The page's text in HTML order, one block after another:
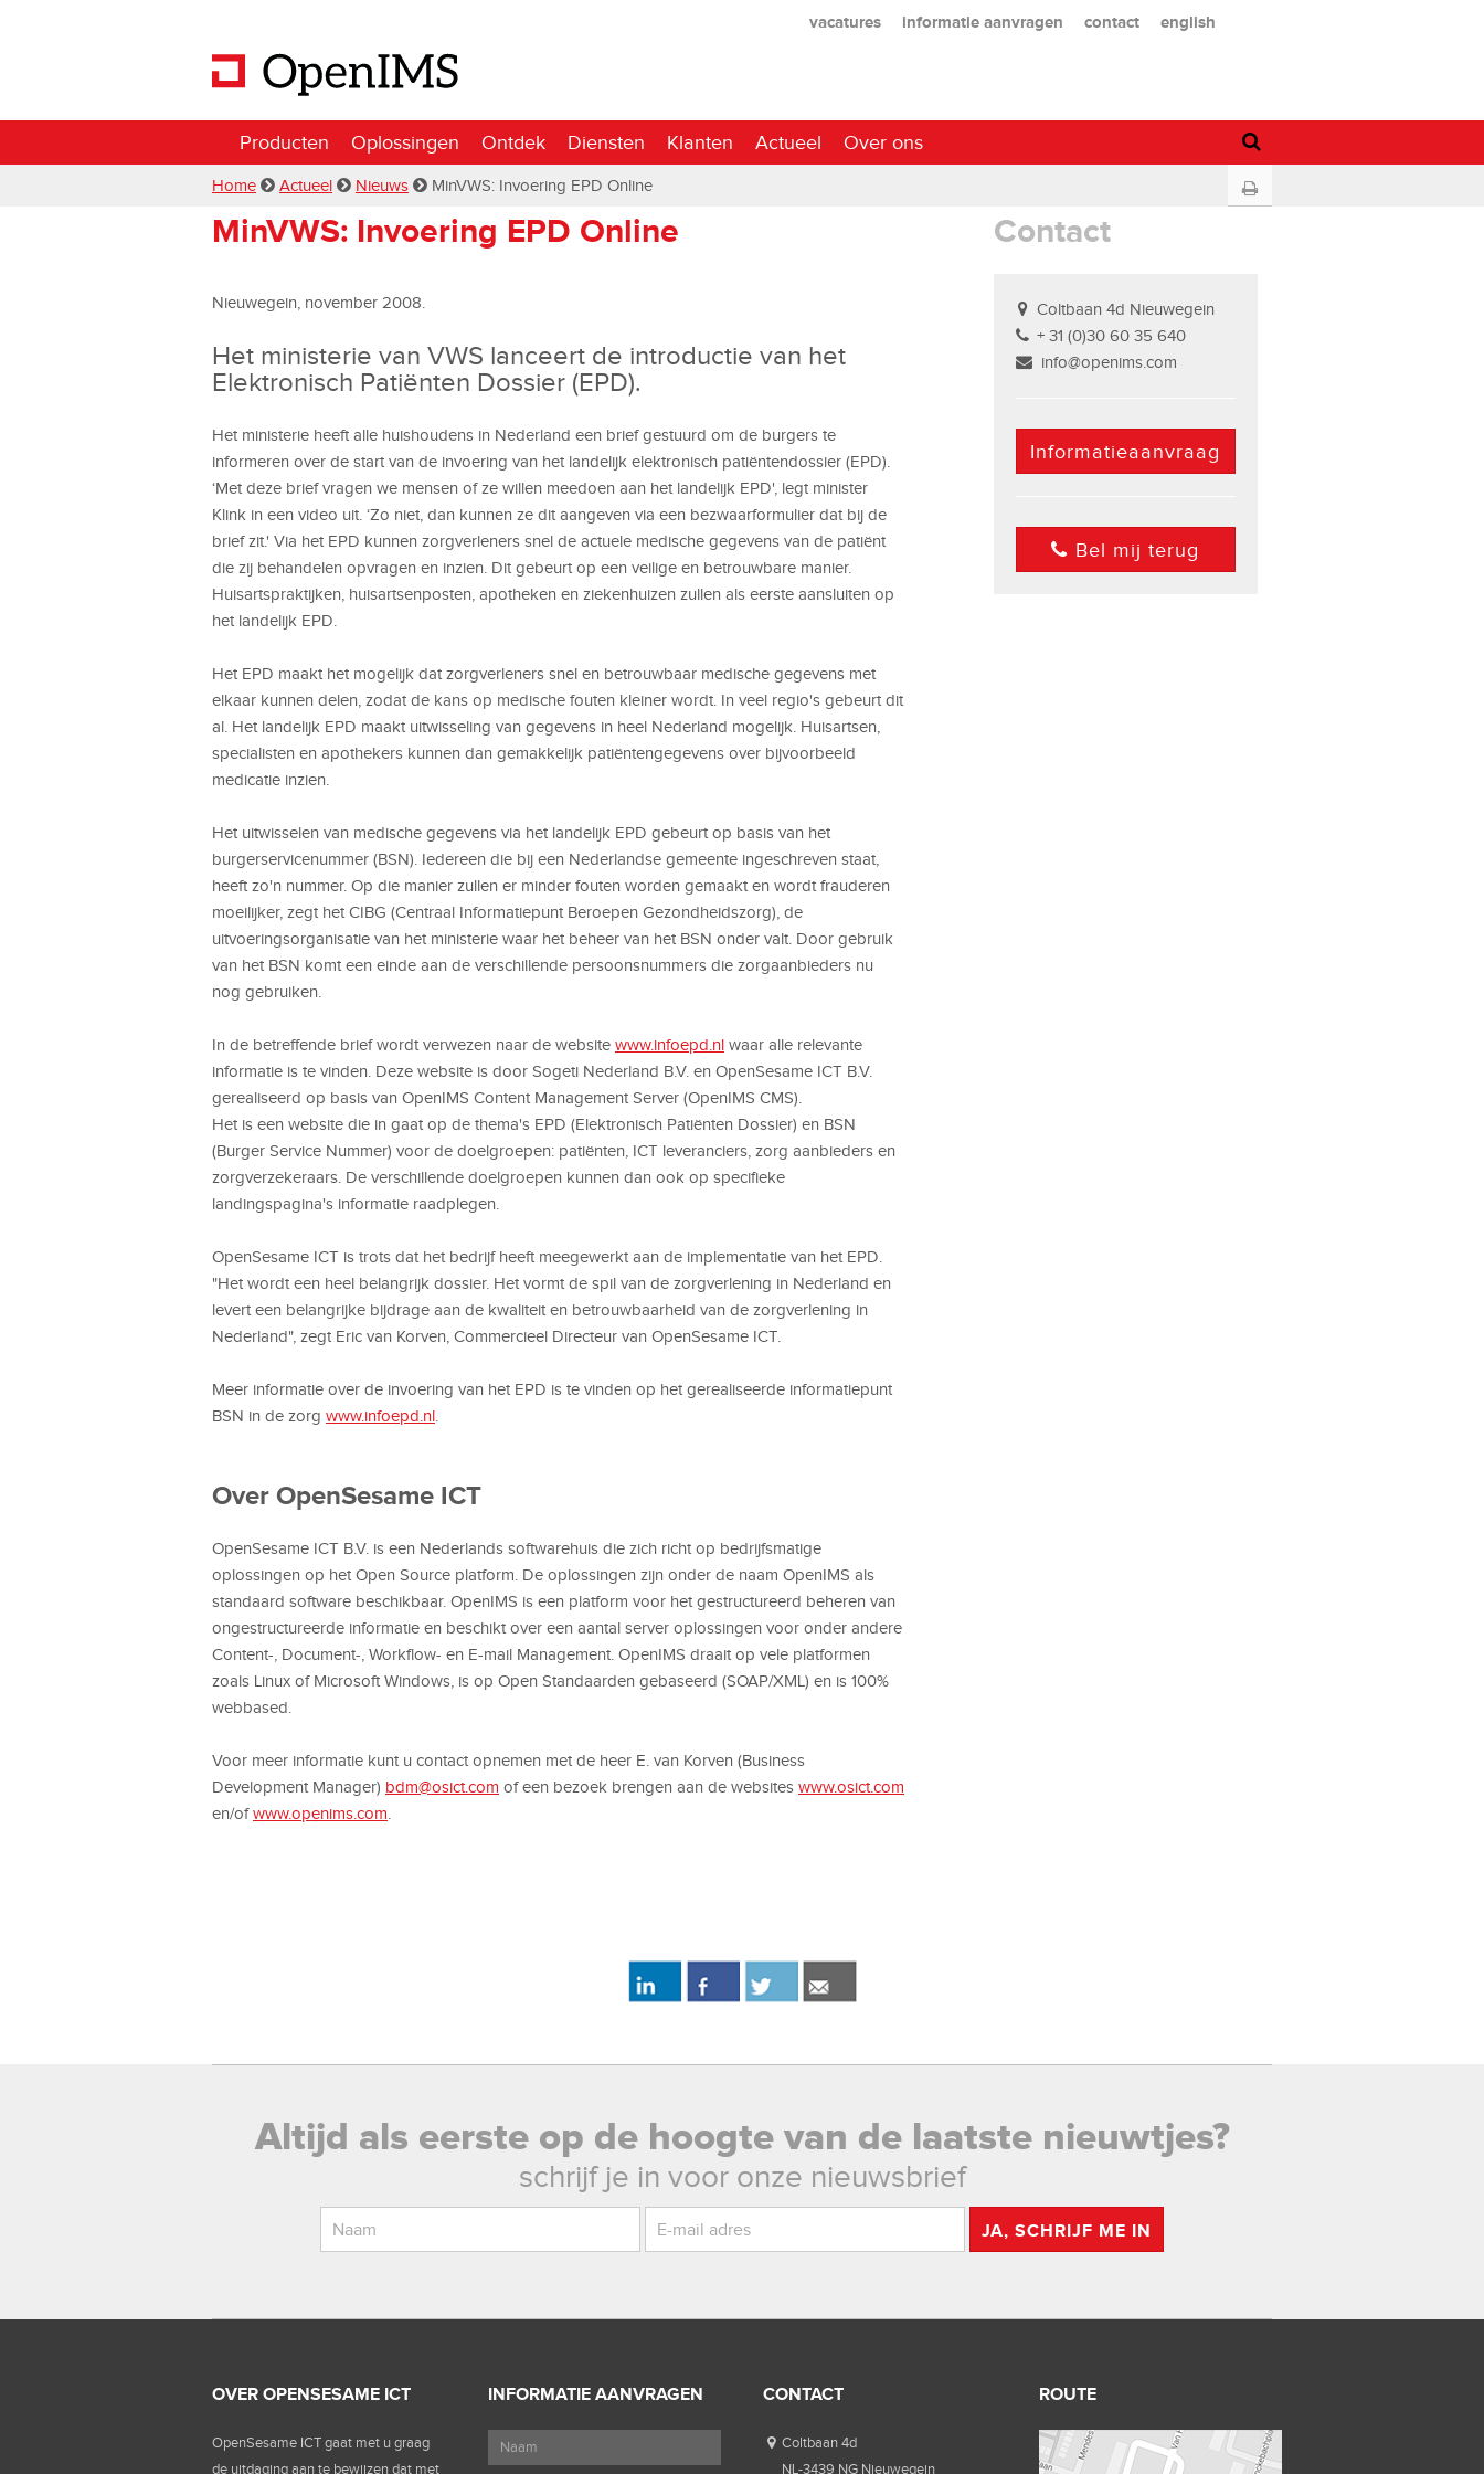
vacatures informatie aanvragen contact english
Producten Oplossingen Ontdek Diensten Klanten Actueel Over ons
Home Actueel Nieuws MinVWS: Invoering EPD Online
MinVWS: Invoering EPD Online
Nieuwegein, november 2008.
Het ministerie van VWS lanceert de introductie van het
Elektronisch Patiënten Dossier (EPD).
Het ministerie heeft alle huishoudens in Nederland een brief gestuurd om de burgers te
informeren over de start van de invoering van het landelijk elektronisch patiëntendossier (EPD).
‘Met deze brief vragen we mensen of ze willen meedoen aan het landelijk EPD', legt minister
Klink in een video uit. ‘Zo niet, dan kunnen ze dit aangeven via een bezwaarformulier dat bij de
brief zit.' Via het EPD kunnen zorgverleners snel de actuele medische gegevens van de patiënt
die zij behandelen opvragen en inzien. Dit gebeurt op een veilige en betrouwbare manier.
Huisartspraktijken, huisartsenposten, apotheken en ziekenhuizen zullen als eerste aansluiten op
het landelijk EPD.
Het EPD maakt het mogelijk dat zorgverleners snel en betrouwbaar medische gegevens met
elkaar kunnen delen, zodat de kans op medische fouten kleiner wordt. In veel regio's gebeurt dit
al. Het landelijk EPD maakt uitwisseling van gegevens in heel Nederland mogelijk. Huisartsen,
specialisten en apothekers kunnen dan gemakkelijk patiëntengegevens over bijvoorbeeld
medicatie inzien.
Het uitwisselen van medische gegevens via het landelijk EPD gebeurt op basis van het
burgerservicenummer (BSN). Iedereen die bij een Nederlandse gemeente ingeschreven staat,
heeft zo'n nummer. Op die manier zullen er minder fouten worden gemaakt en wordt frauderen
moeilijker, zegt het CIBG (Centraal Informatiepunt Beroepen Gezondheidszorg), de
uitvoeringsorganisatie van het ministerie waar het beheer van het BSN onder valt. Door gebruik
van het BSN komt een einde aan de verschillende persoonsnummers die zorgaanbieders nu
nog gebruiken.
In de betreffende brief wordt verwezen naar de website www.infoepd.nl waar alle relevante
informatie is te vinden. Deze website is door Sogeti Nederland B.V. en OpenSesame ICT B.V.
gerealiseerd op basis van OpenIMS Content Management Server (OpenIMS CMS).
Het is een website die in gaat op de thema's EPD (Elektronisch Patiënten Dossier) en BSN
(Burger Service Nummer) voor de doelgroepen: patiënten, ICT leveranciers, zorg aanbieders en
zorgverzekeraars. De verschillende doelgroepen kunnen dan ook op specifieke
landingspagina's informatie raadplegen.
OpenSesame ICT is trots dat het bedrijf heeft meegewerkt aan de implementatie van het EPD.
"Het wordt een heel belangrijk dossier. Het vormt de spil van de zorgverlening in Nederland en
levert een belangrijke bijdrage aan de kwaliteit en betrouwbaarheid van de zorgverlening in
Nederland", zegt Eric van Korven, Commercieel Directeur van OpenSesame ICT.
Meer informatie over de invoering van het EPD is te vinden op het gerealiseerde informatiepunt
BSN in de zorg www.infoepd.nl
Over OpenSesame ICT
OpenSesame ICT B.V. is een Nederlands softwarehuis die zich richt op bedrijfsmatige
oplossingen op het Open Source platform. De oplossingen zijn onder de naam OpenIMS als
standaard software beschikbaar. OpenIMS is een platform voor het gestructureerd beheren van
ongestructureerde informatie en beschikt over een aantal server oplossingen voor onder andere
Content-, Document-, Workflow- en E-mail Management. OpenIMS draait op vele platformen
zoals Linux of Microsoft Windows, is op Open Standaarden gebaseerd (SOAP/XML) en is 100%
webbased.
Voor meer informatie kunt u contact opnemen met de heer E. van Korven (Business
Development Manager) bdm@osict.com of een bezoek brengen aan de websites www.osict.com
en/ofwww.openims.com
Contact
Coltbaan 4d Nieuwegein
+ 31 (0)30 60 35 640
info@openims.com
Informatieaanvraag
Bel mij terug
Altijd als eerste op de hoogte van de laatste nieuwtjes?
schrijf je in voor onze nieuwsbrief
JA, SCHRIJF ME IN
OVER OPENSESAME ICT
OpenSesame ICT gaat met u graag
de uitdaging aan te bewijzen dat met
INFORMATIE AANVRAGEN CONTACT
Coltbaan 4d
NL-3439 NG Nieuwegein
ROUTE